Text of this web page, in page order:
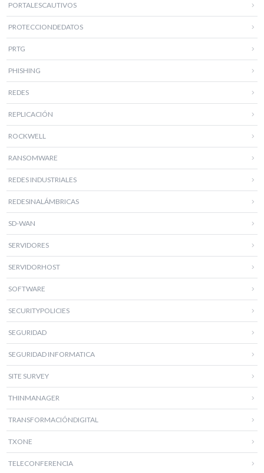
PORTALESCAUTIVOS
PROTECCIONDEDATOS
PRTG
PHISHING
REDES
REPLICACIÓN
ROCKWELL
RANSOMWARE
REDES INDUSTRIALES
REDESINALÁMBRICAS
SD-WAN
SERVIDORES
SERVIDORHOST
SOFTWARE
SECURITYPOLICIES
SEGURIDAD
SEGURIDAD INFORMATICA
SITE SURVEY
THINMANAGER
TRANSFORMACIÓNDIGITAL
TXONE
TELECONFERENCIA